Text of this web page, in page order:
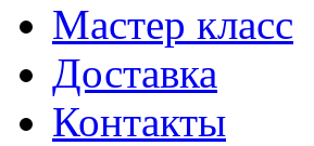
Мастер класс
Доставка
Контакты